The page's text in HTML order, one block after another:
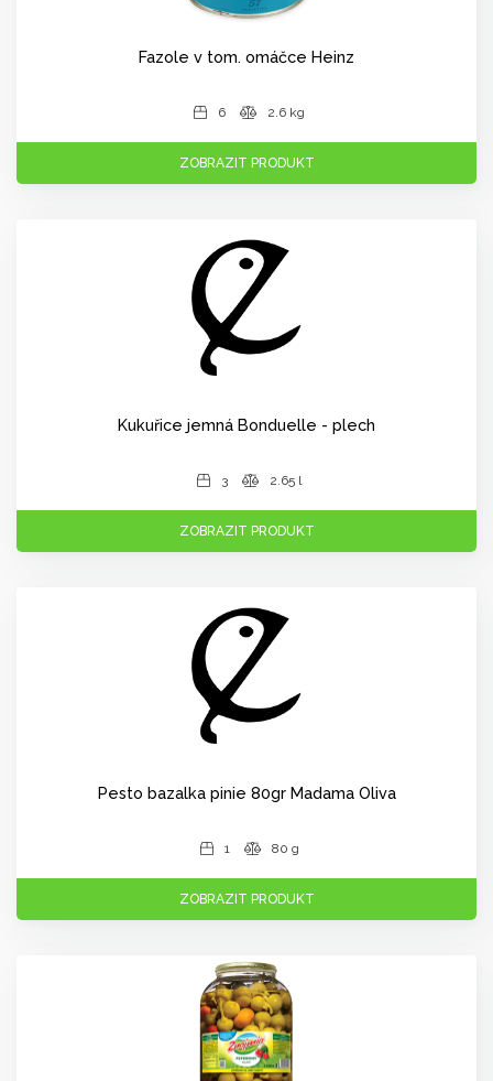
Fazole v tom. omáčce Heinz
6 2.6 kg
ZOBRAZIT PRODUKT
Kukuřice jemná Bonduelle - plech
3 2.65 l
ZOBRAZIT PRODUKT
Pesto bazalka pinie 80gr Madama Oliva
1 80 g
ZOBRAZIT PRODUKT